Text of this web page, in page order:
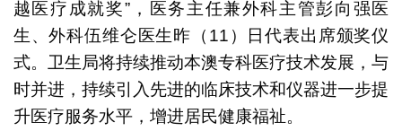
越医疗成就奖”，医务主任兼外科主管彭向强医
生、外科伍维仑医生昨（11）日代表出席颁奖仪
式。卫生局将持续推动本澳专科医疗技术发展，与
时并进，持续引入先进的临床技术和仪器进一步提
升医疗服务水平，增进居民健康福祉。